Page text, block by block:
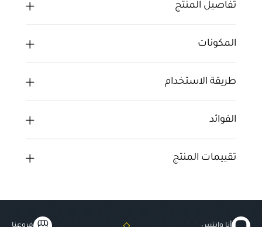
تفاصيل المنتج
المكونات
طريقة الاستخدام
الفوائد
تقييمات المنتج